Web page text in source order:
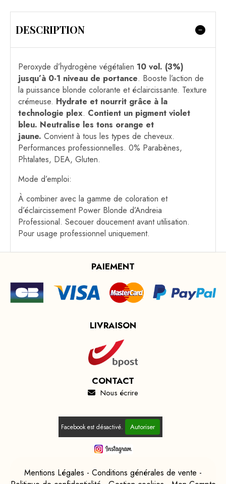
DESCRIPTION
Peroxyde d’hydrogène végétalien 10 vol. (3%)
jusqu’à 0-1 niveau de portance. Booste l’action de
la puissance blonde colorante et éclaircissante. Texture
crémeuse. Hydrate et nourrit grâce à la
technologie plex. Contient un pigment violet
bleu. Neutralise les tons orange et
jaune. Convient à tous les types de cheveux.
Performances professionnelles. 0% Parabènes,
Phtalates, DEA, Gluten.
Mode d’emploi:
À combiner avec la gamme de coloration et
d’éclaircissement Power Blonde d’Andreia
Professional. Secouer doucement avant utilisation.
Pour usage professionnel uniquement.
PAIEMENT
LIVRAISON
CONTACT
 Nous écrire
Facebook est désactivé. Autoriser
Mentions Légales
Conditions générales de vente